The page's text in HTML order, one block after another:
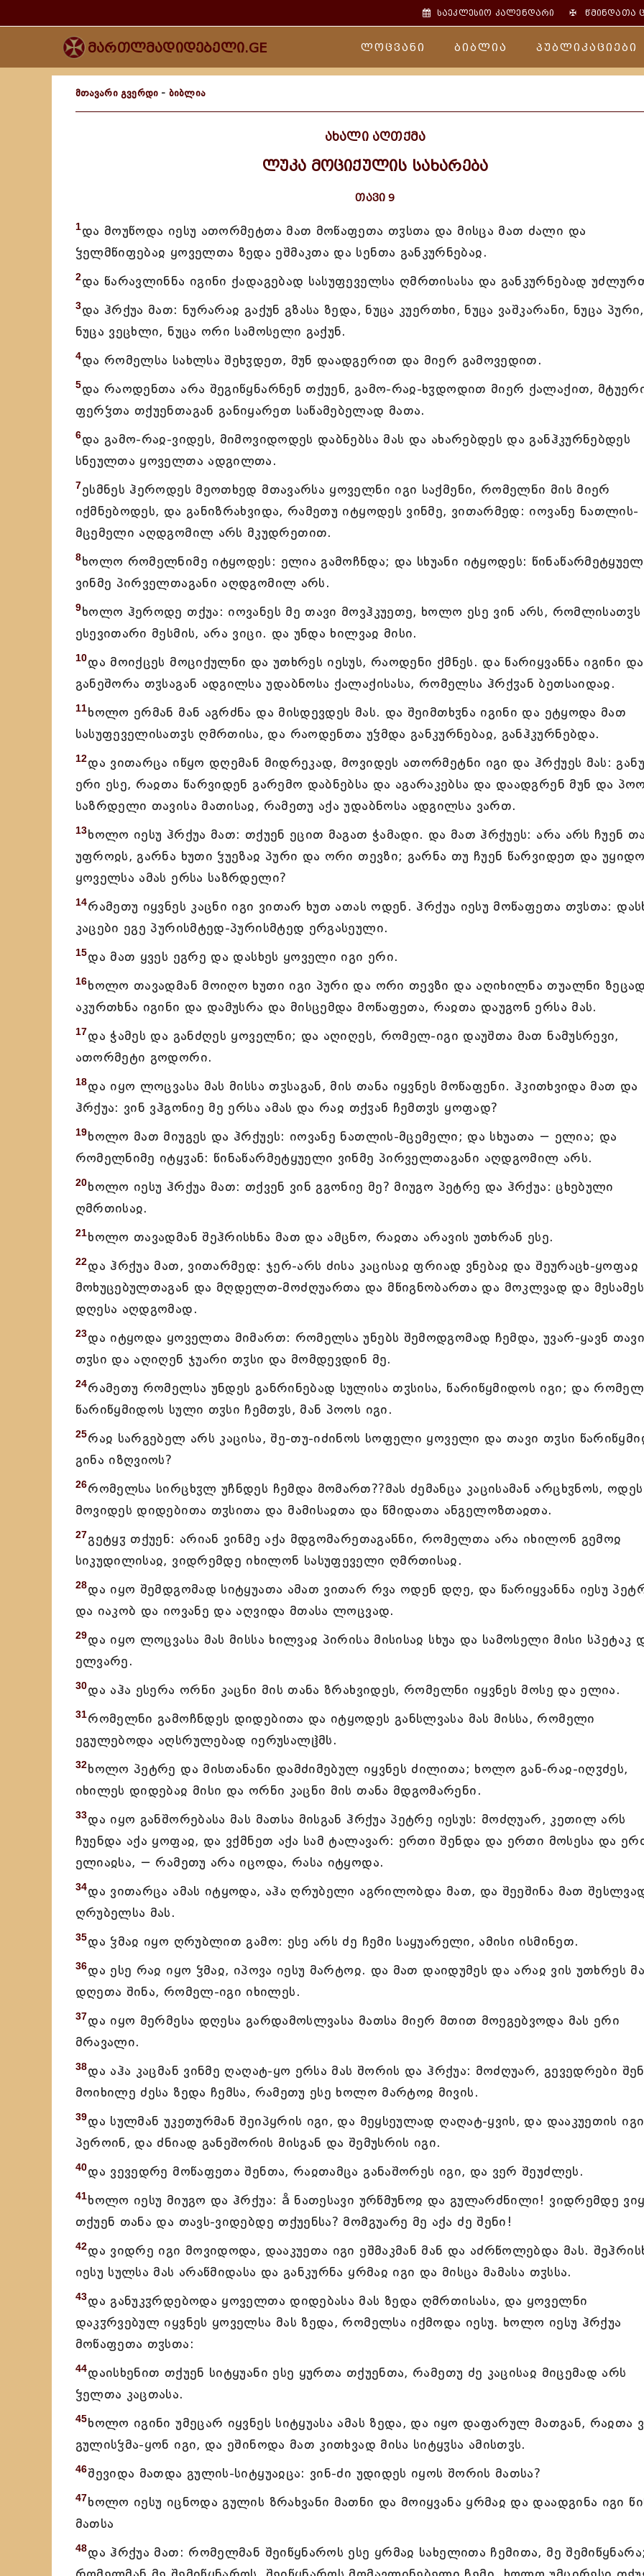
საეკლესიო კალენდარი ✠წმინდათა
მართლმადიდებელი.GE ლოცვანი ბიბლია პუბლიკაციები
მთავარი გვერდი - ბიბლია
ახალი აღთქმა
ლუკა მოციქულის სახარება
თავი 9
1და მოუწოდა იესუ ათორმეტთა მათ მოწაფეთა თჳსთა და მისცა მათ ძალი და
ჴელმწიფებაჲ ყოველთა ზედა ეშმაკთა და სენთა განკურნებაჲ.
2და წარავლინნა იგინი ქადაგებად სასუფეველსა ღმრთისასა და განკურნებად
3და ჰრქუა მათ: ნურარაჲ გაქუნ გზასა ზედა, ნუცა კუერთხი, ნუცა ვაშკარანი, ნუცა პური,
ნუცა ვეცხლი, ნუცა ორი სამოსელი გაქუნ.
4და რომელსა სახლსა შეხჳდეთ, მუნ დაადგერით და მიერ გამოვედით.
5და რაოდენთა არა შეგიწყნარნენ თქუენ, გამო-რაჲ-ხჳდოდით მიერ ქალაქით,
ფერჴთა თქუენთაგან განიყარეთ საწამებელად მათა.
6და გამო-რაჲ-ვიდეს, მიმოვიდოდეს დაბნებსა მას და ახარებდეს და განჰკურნებდეს
სნეულთა ყოველთა ადგილთა.
7ესმნეს ჰეროდეს მეოთხედ მთავარსა ყოველნი იგი საქმენი, რომელნი მის მიერ
იქმნებოდეს, და განიზრახვიდა, რამეთუ იტყოდეს ვინმე, ვითარმედ: იოვანე ნათლის-
მცემელი აღდგომილ არს მკუდრეთით.
8ხოლო რომელნიმე იტყოდეს: ელია გამოჩნდა; და სხუანი იტყოდეს:
ვინმე პირველთაგანი აღდგომილ არს.
9ხოლო ჰეროდე თქუა: იოვანეს მე თავი მოვჰკუეთე, ხოლო ესე ვინ არს, რომლისათჳს
ესევითარი მესმის, არა ვიცი. და უნდა ხილვაჲ მისი.
10და მოიქცეს მოციქულნი და უთხრეს იესუს, რაოდენი ქმნეს. და წარიყვანნა იგინი და
განეშორა თჳსაგან ადგილსა უდაბნოსა ქალაქისასა, რომელსა ჰრქჳან ბეთსაიდაჲ.
11ხოლო ერმან მან აგრძნა და მისდევდეს მას. და შეიმთხჳნა იგინი და ეტყოდა მათ
სასუფეველისათჳს ღმრთისა, და რაოდენთა უჴმდა განკურნებაჲ, განჰკურნებდა.
12და ვითარცა იწყო დღემან მიდრეკად, მოვიდეს ათორმეტნი იგი და ჰრქუეს მას:
ერი ესე, რაჲთა წარვიდენ გარემო დაბნებსა და აგარაკებსა და დაადგრენ მუნ და
საზრდელი თავისა მათისაჲ, რამეთუ აქა უდაბნოსა ადგილსა ვართ.
13ხოლო იესუ ჰრქუა მათ: თქუენ ეცით მაგათ ჭამადი. და მათ ჰრქუეს: არა არს ჩუენ
უფროჲს, გარნა ხუთი ჴუეზაჲ პური და ორი თევზი; გარნა თუ ჩუენ წარვიდეთ და
ყოველსა ამას ერსა საზრდელი?
14რამეთუ იყვნეს კაცნი იგი ვითარ ხუთ ათას ოდენ. ჰრქუა იესუ მოწაფეთა თჳსთა:
კაცები ეგე პურისმტედ-პურისმტედ ერგასეული.
15და მათ ყვეს ეგრე და დასხეს ყოველი იგი ერი.
16ხოლო თავადმან მოიღო ხუთი იგი პური და ორი თევზი და აღიხილნა თუალნი
აკურთხნა იგინი და დამუსრა და მისცემდა მოწაფეთა, რაჲთა დაუგონ ერსა მას.
17და ჭამეს და განძღეს ყოველნი; და აღიღეს, რომელ-იგი დაუშთა მათ ნამუსრევი,
ათორმეტი გოდორი.
18და იყო ლოცვასა მას მისსა თჳსაგან, მის თანა იყვნეს მოწაფენი. ჰკითხვიდა მათ და
ჰრქუა: ვინ ვჰგონიე მე ერსა ამას და რაჲ თქჳან ჩემთჳს ყოფად?
19ხოლო მათ მიუგეს და ჰრქუეს: იოვანე ნათლის-მცემელი; და სხუათა − ელია; და
რომელნიმე იტყჳან: წინაწარმეტყუელი ვინმე პირველთაგანი აღდგომილ არს.
20ხოლო იესუ ჰრქუა მათ: თქვენ ვინ გგონიე მე? მიუგო პეტრე და ჰრქუა: ცხებული
ღმრთისაჲ.
21ხოლო თავადმან შეჰრისხნა მათ და ამცნო, რაჲთა არავის უთხრან ესე.
22და ჰრქუა მათ, ვითარმედ: ჯერ-არს ძისა კაცისაჲ ფრიად ვნებაჲ და შეურაცხ-ყოფაჲ
მოხუცებულთაგან და მღდელთ-მოძღუართა და მწიგნობართა და მოკლვად და
დღესა აღდგომად.
23და იტყოდა ყოველთა მიმართ: რომელსა უნებს შემოდგომად ჩემდა, უვარ-ყავნ თავი
თჳსი და აღიღენ ჯუარი თჳსი და მომდევდინ მე.
24რამეთუ რომელსა უნდეს განრინებად სულისა თჳსისა, წარიწყმიდოს იგი; და
წარიწყმიდოს სული თჳსი ჩემთჳს, მან პოოს იგი.
25რაჲ სარგებელ არს კაცისა, შე-თუ-იძინოს სოფელი ყოველი და თავი თჳსი
გინა იზღვიოს?
26რომელსა სირცხჳლ უჩნდეს ჩემდა მომართ??მას ძემანცა კაცისამან არცხჳნოს, ოდეს
მოვიდეს დიდებითა თჳსითა და მამისაჲთა და წმიდათა ანგელოზთაჲთა.
27გეტყჳ თქუენ: არიან ვინმე აქა მდგომარეთაგანნი, რომელთა არა იხილონ გემოჲ
სიკუდილისაჲ, ვიდრემდე იხილონ სასუფეველი ღმრთისაჲ.
28და იყო შემდგომად სიტყუათა ამათ ვითარ რვა ოდენ დღე, და წარიყვანნა იესუ
და იაკობ და იოვანე და აღვიდა მთასა ლოცვად.
29და იყო ლოცვასა მას მისსა ხილვაჲ პირისა მისისაჲ სხუა და სამოსელი მისი სპეტაკ
ელვარე.
30და აჰა ესერა ორნი კაცნი მის თანა ზრახვიდეს, რომელნი იყვნეს მოსე და ელია.
31რომელნი გამოჩნდეს დიდებითა და იტყოდეს განსლვასა მას მისსა, რომელი
ეგულებოდა აღსრულებად იერუსალჱმს.
32ხოლო პეტრე და მისთანანი დამძიმებულ იყვნეს ძილითა; ხოლო გან-რაჲ-იღჳძეს,
იხილეს დიდებაჲ მისი და ორნი კაცნი მის თანა მდგომარენი.
33და იყო განშორებასა მას მათსა მისგან ჰრქუა პეტრე იესუს: მოძღუარ, კეთილ არს
ჩუენდა აქა ყოფაჲ, და ვქმნეთ აქა სამ ტალავარ: ერთი შენდა და ერთი მოსესა და
ელიაჲსა, − რამეთუ არა იცოდა, რასა იტყოდა.
34და ვითარცა ამას იტყოდა, აჰა ღრუბელი აგრილობდა მათ, და შეეშინა მათ
ღრუბელსა მას.
35და ჴმაჲ იყო ღრუბლით გამო: ესე არს ძე ჩემი საყუარელი, ამისი ისმინეთ.
36და ესე რაჲ იყო ჴმაჲ, იპოვა იესუ მარტოჲ. და მათ დაიდუმეს და არაჲ ვის უთხრეს
დღეთა შინა, რომელ-იგი იხილეს.
37და იყო მერმესა დღესა გარდამოსლვასა მათსა მიერ მთით მოეგებვოდა მას ერი
მრავალი.
38და აჰა კაცმან ვინმე ღაღატ-ყო ერსა მას შორის და ჰრქუა: მოძღუარ, გევედრები
მოიხილე ძესა ზედა ჩემსა, რამეთუ ესე ხოლო მარტოჲ მივის.
39და სულმან უკეთურმან შეიპყრის იგი, და მეყსეულად ღაღატ-ყვის, და დააკუეთის
პეროინ, და ძნიად განეშორის მისგან და შემუსრის იგი.
40და ვევედრე მოწაფეთა შენთა, რაჲთამცა განაშორეს იგი, და ვერ შეუძლეს.
41ხოლო იესუ მიუგო და ჰრქუა: å ნათესავი ურწმუნოჲ და გულარძნილი! ვიდრემდე
თქუენ თანა და თავს-ვიდებდე თქუენსა? მომგუარე მე აქა ძე შენი!
42და ვიდრე იგი მოვიდოდა, დააკუეთა იგი ეშმაკმან მან და აძრწოლებდა მას.
იესუ სულსა მას არაწმიდასა და განკურნა ყრმაჲ იგი და მისცა მამასა თჳსსა.
43და განუკჳრდებოდა ყოველთა დიდებასა მას ზედა ღმრთისასა, და ყოველნი
დაკჳრვებულ იყვნეს ყოველსა მას ზედა, რომელსა იქმოდა იესუ. ხოლო იესუ ჰრქუა
მოწაფეთა თჳსთა:
44დაისხენით თქუენ სიტყუანი ესე ყურთა თქუენთა, რამეთუ ძე კაცისაჲ მიცემად არს
ჴელთა კაცთასა.
45ხოლო იგინი უმეცარ იყვნეს სიტყუასა ამას ზედა, და იყო დაფარულ მათგან, რაჲთა
გულისჴმა-ყონ იგი, და ეშინოდა მათ კითხვად მისა სიტყჳსა ამისთჳს.
46შევიდა მათდა გულის-სიტყუაჲცა: ვინ-ძი უდიდეს იყოს შორის მათსა?
47ხოლო იესუ იცნოდა გულის ზრახვანი მათნი და მოიყვანა ყრმაჲ და დაადგინა იგი
მათსა
48და ჰრქუა მათ: რომელმან შეიწყნაროს ესე ყრმაჲ სახელითა ჩემითა, მე